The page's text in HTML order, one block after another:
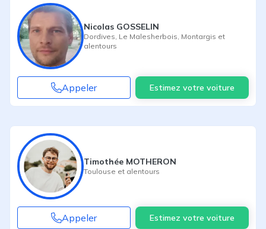
Nicolas GOSSELIN
Dordives Le Malesherbois Montargis et
alentours
Appeler Estimez votre voiture
Timothée MOTHERON
Toulouse et alentours
Appeler Estimez votre voiture